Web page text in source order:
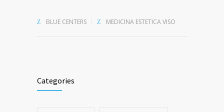
BLUE CENTERS MEDICINA ESTETICA VISO
Categories